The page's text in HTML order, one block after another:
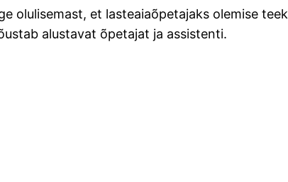
olulisemast, et lasteaiaõpetajaks olemise
alustavat õpetajat ja assistenti.